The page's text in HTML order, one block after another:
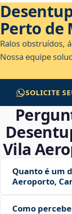
Perto de
Ralos obstruídos,
Nossa equipe
SOLICITE
Vila
Quanto é um
Aeroporto,
Como